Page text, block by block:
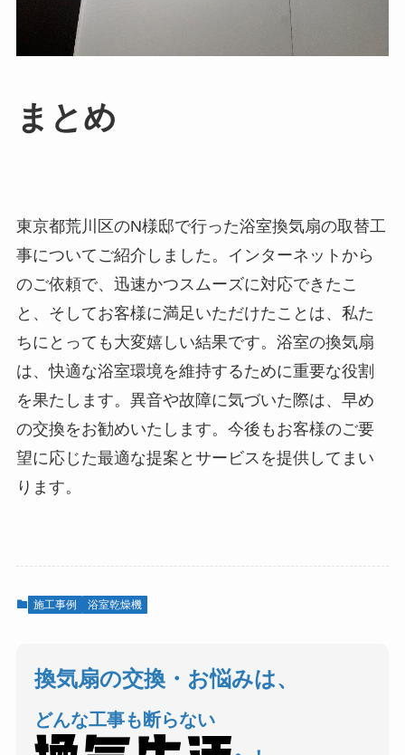
まとめ
東京都荒川区のN様邸で行った浴室換気扇の取替工
事についてご紹介しました。インターネットから
のご依頼で、迅速かつスムーズに対応できたこ
と、そしてお客様に満足いただけたことは、私た
ちにとっても大変嬉しい結果です。浴室の換気扇
は、快適な浴室環境を維持するために重要な役割
を果たします。異音や故障に気づいた際は、早め
の交換をお勧めいたします。今後もお客様のご要
望に応じた最適な提案とサービスを提供してまい
ります。
施工事例 浴室乾燥機
換気扇の交換・お悩みは、
どんな工事も断らない